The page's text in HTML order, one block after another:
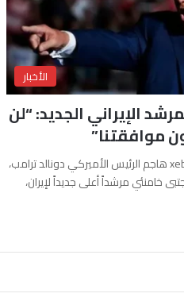
الأخبار
الإيراني الجديد: “لن
موافقتنا”
آفرين علو ـ xeber24.net هاجم الرئيس الأميركي دونالد ترامب،
خامنئي مرشداً أعلى جديداً لإيران،